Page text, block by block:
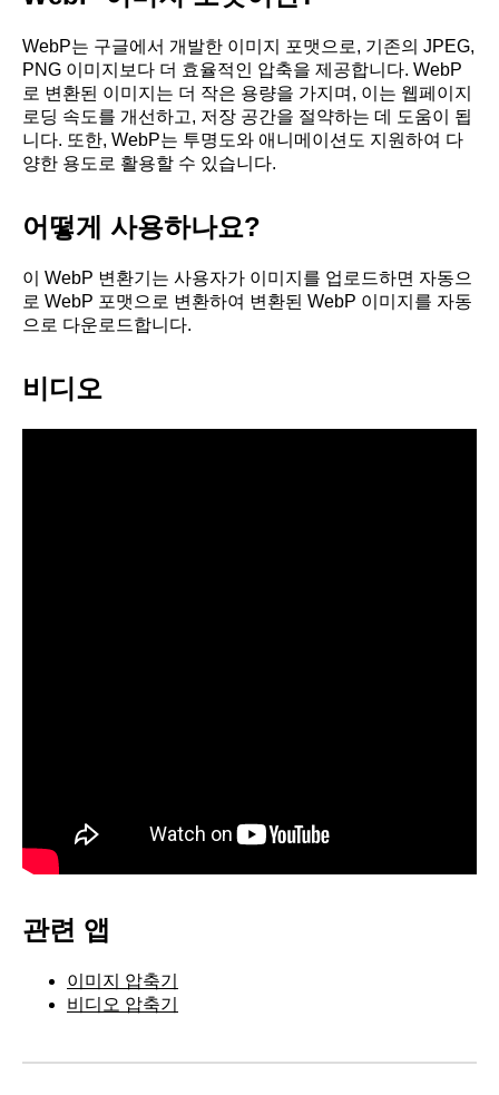
WebP는 구글에서 개발한 이미지 포맷으로, 기존의 JPEG,
PNG 이미지보다 더 효율적인 압축을 제공합니다. WebP
로 변환된 이미지는 더 작은 용량을 가지며, 이는 웹페이지
로딩 속도를 개선하고, 저장 공간을 절약하는 데 도움이 됩
니다. 또한, WebP는 투명도와 애니메이션도 지원하여 다
양한 용도로 활용할 수 있습니다.
어떻게 사용하나요?
이 WebP 변환기는 사용자가 이미지를 업로드하면 자동으
로 WebP 포맷으로 변환하여 변환된 WebP 이미지를 자동
으로 다운로드합니다.
비디오
관련 앱
이미지 압축기
비디오 압축기